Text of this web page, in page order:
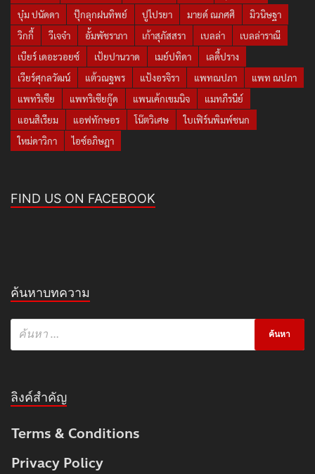
บุ๋ม ปนัดดา
ปุ๊กลุกฝนทิพย์ ปูไปรยา มายด์ ณภศศิ
มิวนิษฐา
วิกกี้
วีเจจ๋า อั้มพัชราภา เก้าสุภัสสรา เบลล่า
เบลล่าราณี
เบียร์ เดอะวอยซ์
เป้ยปานวาด เมย์ปทิดา
เลดี้ปราง
เวียร์ศุกลวัฒน์
แต้วณฐพร แป้งอรจิรา แพทณปภา
แพท ณปภา
แพทริเซีย
แพทริเซียกู๊ด แพนเค้กเขมนิจ
แมทภีรนีย์
แอนสิเรียม
แอฟทักษอร โน๊ตวิเศษ
ใบเฟิร์นพิมพ์ชนก
ใหม่ดาวิกา
ไอซ์อภิษฎา
FIND US ON FACEBOOK
ค้นหาบทความ
ลิงค์สำคัญ
Terms & Conditions
Privacy Policy